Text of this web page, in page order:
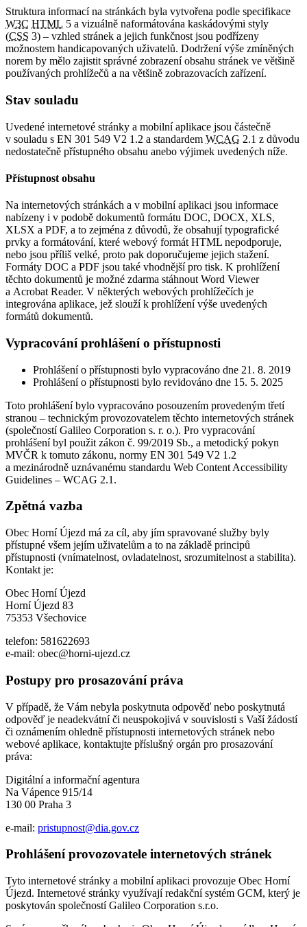
Struktura informací na stránkách byla vytvořena podle specifikace
W3C HTML 5 a vizuálně naformátována kaskádovými styly
(CSS 3) – vzhled stránek a jejich funkčnost jsou podřízeny
možnostem handicapovaných uživatelů. Dodržení výše zmíněných
norem by mělo zajistit správné zobrazení obsahu stránek ve většině
používaných prohlížečů a na většině zobrazovacích zařízení.
Stav souladu
Uvedené internetové stránky a mobilní aplikace jsou částečně
v souladu s EN 301 549 V2 1.2 a standardem WCAG 2.1 z důvodu
nedostatečně přístupného obsahu anebo výjimek uvedených níže.
Přístupnost obsahu
Na internetových stránkách a v mobilní aplikaci jsou informace
nabízeny i v podobě dokumentů formátu DOC, DOCX, XLS,
XLSX a PDF, a to zejména z důvodů, že obsahují typografické
prvky a formátování, které webový formát HTML nepodporuje,
nebo jsou příliš velké, proto pak doporučujeme jejich stažení.
Formáty DOC a PDF jsou také vhodnější pro tisk. K prohlížení
těchto dokumentů je možné zdarma stáhnout Word Viewer
a Acrobat Reader. V některých webových prohlížečích je
integrována aplikace, jež slouží k prohlížení výše uvedených
formátů dokumentů.
Vypracování prohlášení o přístupnosti
Prohlášení o přístupnosti bylo vypracováno dne 21. 8. 2019
Prohlášení o přístupnosti bylo revidováno dne 15. 5. 2025
Toto prohlášení bylo vypracováno posouzením provedeným třetí
stranou – technickým provozovatelem těchto internetových stránek
(společností Galileo Corporation s. r. o.). Pro vypracování
prohlášení byl použit zákon č. 99/2019 Sb., a metodický pokyn
MVČR k tomuto zákonu, normy EN 301 549 V2 1.2
a mezinárodně uznávanému standardu Web Content Accessibility
Guidelines – WCAG 2.1.
Zpětná vazba
Obec Horní Újezd má za cíl, aby jím spravované služby byly
přístupné všem jejím uživatelům a to na základě principů
přístupnosti (vnímatelnost, ovladatelnost, srozumitelnost a stabilita).
Kontakt je:
Obec Horní Újezd
Horní Újezd 83
75353 Všechovice
telefon: 581622693
e-mail: obec@horni-ujezd.cz
Postupy pro prosazování práva
V případě, že Vám nebyla poskytnuta odpověď nebo poskytnutá
odpověď je neadekvátní či neuspokojivá v souvislosti s Vaší žádostí
či oznámením ohledně přístupnosti internetových stránek nebo
webové aplikace, kontaktujte příslušný orgán pro prosazování
práva:
Digitální a informační agentura
Na Vápence 915/14
130 00 Praha 3
e-mail: pristupnost@dia.gov.cz
Prohlášení provozovatele internetových stránek
Tyto internetové stránky a mobilní aplikaci provozuje Obec Horní
Újezd. Internetové stránky využívají redakční systém GCM, který je
poskytován společností Galileo Corporation s.r.o.